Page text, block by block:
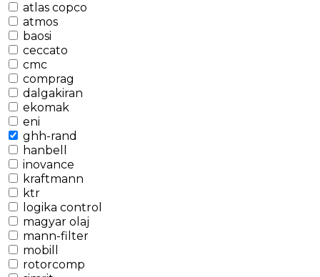
atlas copco
atmos
baosi
ceccato
cmc
comprag
dalgakiran
ekomak
eni
ghh-rand
hanbell
inovance
kraftmann
ktr
logika control
magyar olaj
mann-filter
mobill
rotorcomp